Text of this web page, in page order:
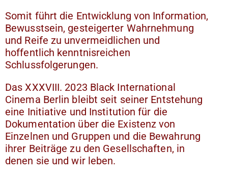
Somit führt die Entwicklung von Information,
Bewusstsein, gesteigerter Wahrnehmung
und Reife zu unvermeidlichen und
hoffentlich kenntnisreichen
Schlussfolgerungen.
Das XXXVIII. 2023 Black International
Cinema Berlin bleibt seit seiner Entstehung
eine Initiative und Institution für die
Dokumentation über die Existenz von
Einzelnen und Gruppen und die Bewahrung
ihrer Beiträge zu den Gesellschaften, in
denen sie und wir leben.